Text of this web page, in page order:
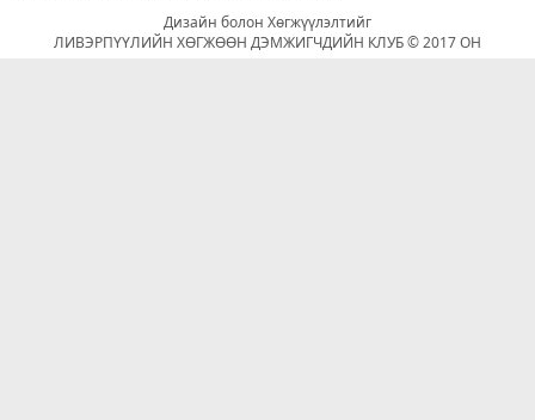
Дизайн болон Хөгжүүлэлтийг
ЛИВЭРПҮҮЛИЙН ХӨГЖӨӨН ДЭМЖИГЧДИЙН КЛУБ © 2017 ОН